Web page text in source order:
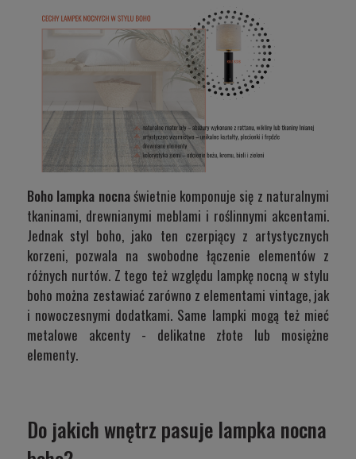
Boho lampka nocnaświetnie komponuje się z naturalnymi
tkaninami, drewnianymi meblami i roślinnymi akcentami.
Jednak styl boho, jako ten czerpiący z artystycznych
korzeni, pozwala na swobodne łączenie elementów z
różnych nurtów. Z tego też względu lampkę nocną w stylu
boho można zestawiać zarówno z elementami vintage, jak
i nowoczesnymi dodatkami. Same lampki mogą też mieć
metalowe akcenty - delikatne złote lub mosiężne
elementy.
Do jakich wnętrz pasuje lampka nocna